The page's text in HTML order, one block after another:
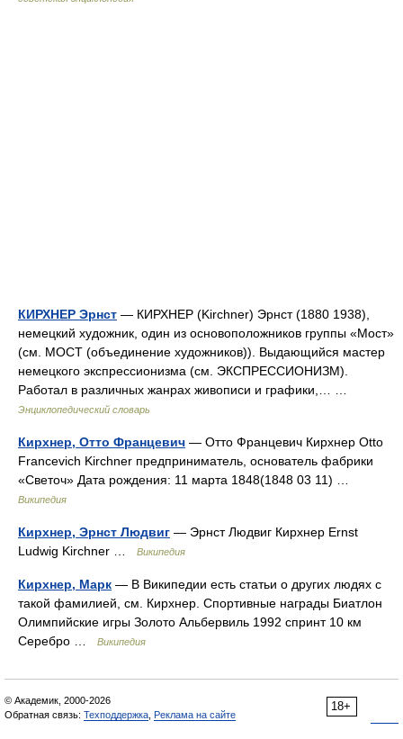
КИРХНЕР Эрнст — КИРХНЕР (Kirchner) Эрнст (1880 1938),
немецкий художник, один из основоположников группы «Мост»
(см. МОСТ (объединение художников)). Выдающийся мастер
немецкого экспрессионизма (см. ЭКСПРЕССИОНИЗМ).
Работал в различных жанрах живописи и графики,… …
Энциклопедический словарь
Кирхнер, Отто Францевич — Отто Францевич Кирхнер Otto
Francevich Kirchner предприниматель, основатель фабрики
«Светоч» Дата рождения: 11 марта 1848(1848 03 11) …
Википедия
Кирхнер, Эрнст Людвиг — Эрнст Людвиг Кирхнер Ernst
Ludwig Kirchner …
Википедия
Кирхнер, Марк — В Википедии есть статьи о других людях с
такой фамилией, см. Кирхнер. Спортивные награды Биатлон
Олимпийские игры Золото Альбервиль 1992 спринт 10 км
Серебро …
Википедия
18+
© Академик, 2000-2026
Обратная связь: Техподдержка Реклама на сайте